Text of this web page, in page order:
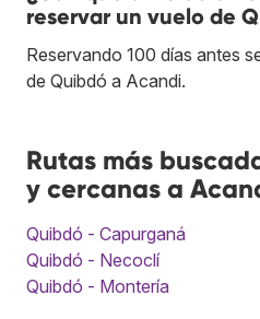
reservar un vuelo de
Reservando 100 días antes
de Quibdó a Acandi.
Rutas más
y cercanas a
Quibdó - Capurganá
Quibdó - Necoclí
Quibdó - Montería